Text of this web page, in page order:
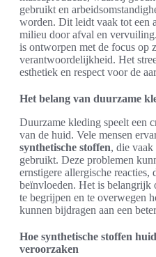
gebruikt en
worden. Dit leidt vaak tot een
milieu door afval en
is ontworpen met de focus op
verantwoordelijkheid. Het
esthetiek en respect voor de
Het belang van duurzame
Duurzame kleding speelt een
van de huid. Vele mensen
synthetische stoffen, die
gebruikt. Deze problemen
ernstigere allergische reacties,
beïnvloeden. Het is belangrijk
te begrijpen en te overwegen
kunnen bijdragen aan een
Hoe synthetische stoffen
veroorzaken